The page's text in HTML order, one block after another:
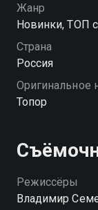
возвращается
вместо
часть,
он снова в
простых
история
можете
качестве на
Жанр
Новинки, ТОП
Страна
Россия
Оригинальное
Топор
Режиссёры
Владимир